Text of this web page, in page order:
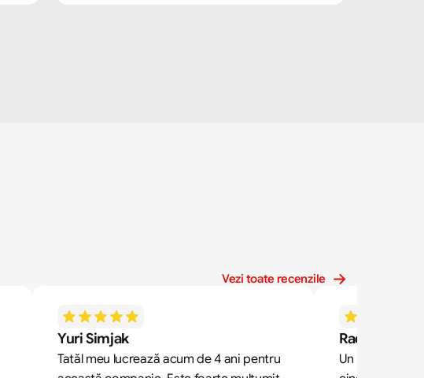
Vezi toate recenzile
Yuri Simjak
Tatăl meu lucrează acum de 4 ani pentru
Radek
Un birou de